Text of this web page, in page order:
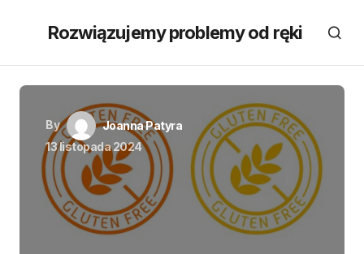
Rozwiązujemy problemy od ręki
By
Joanna Patyra
13 listopada 2024